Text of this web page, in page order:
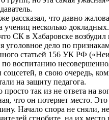
рассказал, что давно
учениц несколько докладных.
СК в Хабаровске
уголовное дело по
статьей 156 УК РФ
по воспитанию
соцсетей, в свою очередь,
на защиту педагога.
так из не ответа на
что он потеряет место.
Начало спора не сняли,
сгнобите, на их